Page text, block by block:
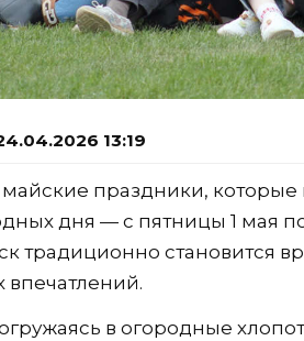
13:19
праздники, которые
дня — с пятницы 1 мая
традиционно становится
впечатлений.
в огородные